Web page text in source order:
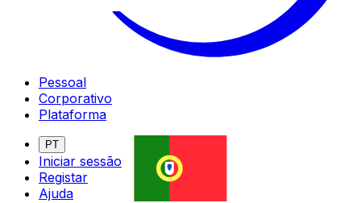
Pessoal
Corporativo
Plataforma
PT
Iniciar sessão
Registar
Ajuda